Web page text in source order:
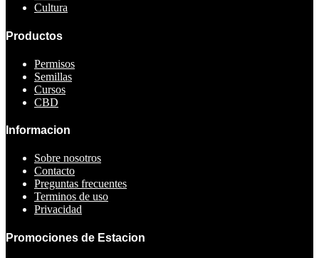
Cultura
Productos
Permisos
Semillas
Cursos
CBD
Informacion
Sobre nosotros
Contacto
Preguntas frecuentes
Terminos de uso
Privacidad
Promociones de Estacion